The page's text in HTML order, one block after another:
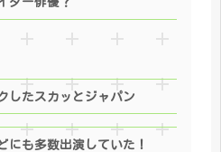
したスカッとジャパン
にも多数出演していた！